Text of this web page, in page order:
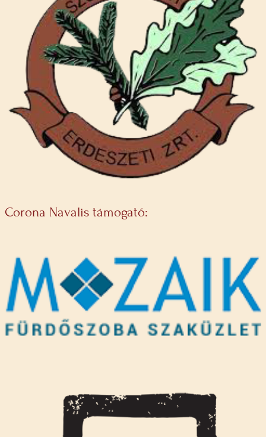
Corona Navalis támogató: